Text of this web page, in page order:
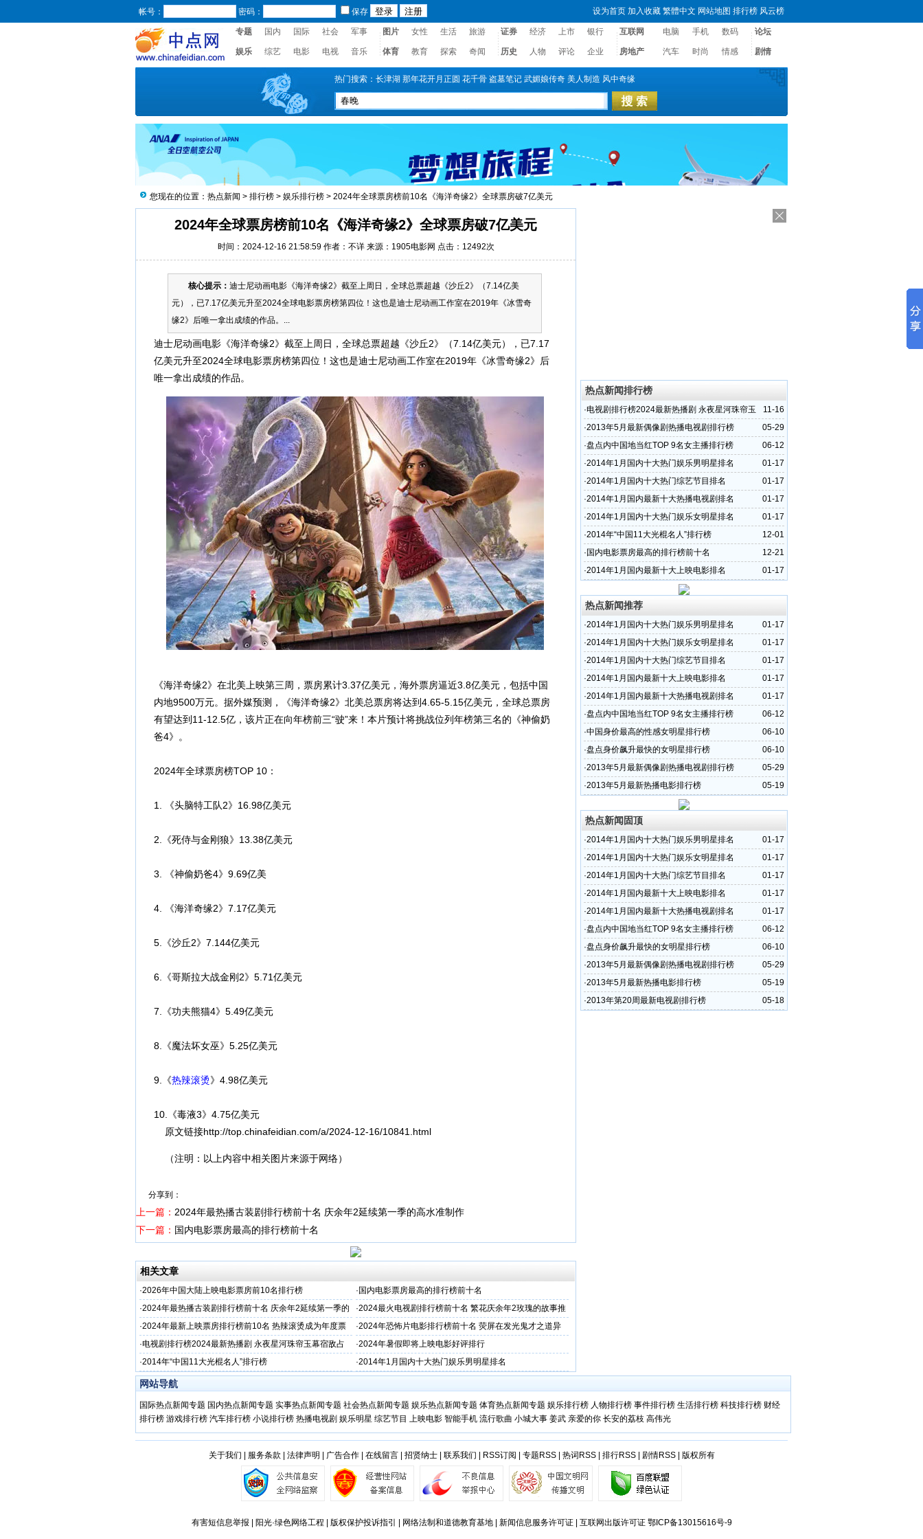
帐号： 密码： 保存 设为首页 加入收藏 繁體中文 网站地图 排行榜 风云榜
专题 国内 国际 社会 军事 图片 女性 生活 旅游 证券 经济 上市 银行 互联网 电脑 手机 数码 论坛
娱乐 综艺 电影 电视 音乐 体育 教育 探索 奇闻 历史 人物 评论 企业 房地产 汽车 时尚 情感 剧情
热门搜索： 长津湖 那年花开月正圆 花千骨 盗墓笔记 武媚娘传奇 美人制造 风中奇缘
您现在的位置： 热点新闻 > 排行榜 > 娱乐排行榜 > 2024年全球票房榜前10名《海洋奇缘2》全球票房破7亿美元
2024年全球票房榜前10名《海洋奇缘2》全球票房破7亿美元
时间：2024-12-16 21:58:59 作者：不详 来源：1905电影网 点击： 12492次
核心提示： 迪士尼动画电影《海洋奇缘2》截至上周日，全球总票超越《沙丘2》（7.14亿美
元），已7.17亿美元升至2024全球电影票房榜第四位！这也是迪士尼动画工作室在2019年《冰雪奇
缘2》后唯一拿出成绩的作品。...
迪士尼动画电影《海洋奇缘2》截至上周日，全球总票超越《沙丘2》（7.14亿美元），已7.17
亿美元升至2024全球电影票房榜第四位！这也是迪士尼动画工作室在2019年《冰雪奇缘2》后
唯一拿出成绩的作品。
《海洋奇缘2》在北美上映第三周，票房累计3.37亿美元，海外票房逼近3.8亿美元，包括中国
内地9500万元。据外媒预测，《海洋奇缘2》北美总票房将达到4.65-5.15亿美元，全球总票房
有望达到11-12.5亿，该片正在向年榜前三“驶”来！本片预计将挑战位列年榜第三名的《神偷奶
爸4》。
2024年全球票房榜TOP 10：
1. 《头脑特工队2》16.98亿美元
2.《死侍与金刚狼》13.38亿美元
3. 《神偷奶爸4》9.69亿美
4. 《海洋奇缘2》7.17亿美元
5.《沙丘2》7.144亿美元
6.《哥斯拉大战金刚2》5.71亿美元
7.《功夫熊猫4》5.49亿美元
8.《魔法坏女巫》5.25亿美元
9.《热辣滚烫》4.98亿美元
10.《毒液3》4.75亿美元
原文链接http://top.chinafeidian.com/a/2024-12-16/10841.html
（注明：以上内容中相关图片来源于网络）
分享到：
上一篇： 2024年最热播古装剧排行榜前十名 庆余年2延续第一季的高水准制作
下一篇： 国内电影票房最高的排行榜前十名
相关文章
·2026年中国大陆上映电影票房前10名排行榜 · 国内电影票房最高的排行榜前十名
·2024年最热播古装剧排行榜前十名 庆余年2延续第一季的
高水准制作
·2024最火电视剧排行榜前十名 繁花庆余年2玫瑰的故事推
荐下
·2024年最新上映票房排行榜前10名 热辣滚烫成为年度票
房冠军
·2024年恐怖片电影排行榜前十名 荧屏在发光鬼才之道异
形夺命舰均值得推荐
·电视剧排行榜2024最新热播剧 永夜星河珠帘玉幕宿敌占
据11月热播剧前三
·2024年暑假即将上映电影好评排行
·2014年“中国11大光棍名人”排行榜 ·2014年1月国内十大热门娱乐男明星排名
热点新闻排行榜
11-16
·电视剧排行榜2024最新热播剧 永夜星河珠帘玉
幕宿敌占据11月热播剧前三
05-29
·2013年5月最新偶像剧热播电视剧排行榜
06-12
·盘点内中国地当红TOP 9名女主播排行榜
01-17
·2014年1月国内十大热门娱乐男明星排名
01-17
·2014年1月国内十大热门综艺节目排名
01-17
·2014年1月国内最新十大热播电视剧排名
01-17
·2014年1月国内十大热门娱乐女明星排名
12-01
·2014年“中国11大光棍名人”排行榜
12-21
· 国内电影票房最高的排行榜前十名
01-17
·2014年1月国内最新十大上映电影排名
热点新闻推荐
01-17
·2014年1月国内十大热门娱乐男明星排名
01-17
·2014年1月国内十大热门娱乐女明星排名
01-17
·2014年1月国内十大热门综艺节目排名
01-17
·2014年1月国内最新十大上映电影排名
01-17
·2014年1月国内最新十大热播电视剧排名
06-12
·盘点内中国地当红TOP 9名女主播排行榜
06-10
·中国身价最高的性感女明星排行榜
06-10
·盘点身价飙升最快的女明星排行榜
05-29
·2013年5月最新偶像剧热播电视剧排行榜
05-19
·2013年5月最新热播电影排行榜
热点新闻固顶
01-17
·2014年1月国内十大热门娱乐男明星排名
01-17
·2014年1月国内十大热门娱乐女明星排名
01-17
·2014年1月国内十大热门综艺节目排名
01-17
·2014年1月国内最新十大上映电影排名
01-17
·2014年1月国内最新十大热播电视剧排名
06-12
·盘点内中国地当红TOP 9名女主播排行榜
06-10
·盘点身价飙升最快的女明星排行榜
05-29
·2013年5月最新偶像剧热播电视剧排行榜
05-19
·2013年5月最新热播电影排行榜
05-18
·2013年第20周最新电视剧排行榜
网站导航
国际热点新闻专题 国内热点新闻专题 实事热点新闻专题 社会热点新闻专题 娱乐热点新闻专题 体育热点新闻专题 娱乐排行榜 人物排行榜 事件排行榜 生活排行榜 科技排行榜 财经
排行榜 游戏排行榜 汽车排行榜 小说排行榜 热播电视剧 娱乐明星 综艺节目 上映电影 智能手机 流行歌曲 小城大事 姜武 亲爱的你 长安的荔枝 高伟光
关于我们 服务条款 法律声明 广告合作| 在线留言| 招贤纳士| 联系我们 RSS订阅 专题RSS| 热词RSS| 排行RSS| 剧情RSS| 版权所有
有害短信息举报 | 阳光·绿色网络工程 | 版权保护投诉指引 | 网络法制和道德教育基地 | 新闻信息服务许可证 | 互联网出版许可证 鄂ICP备13015616号-9